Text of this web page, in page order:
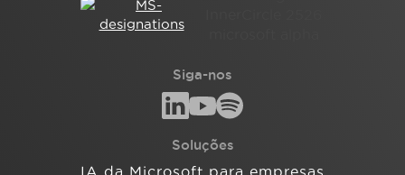
Siga-nos
Soluções
IA da Microsoft para empresas